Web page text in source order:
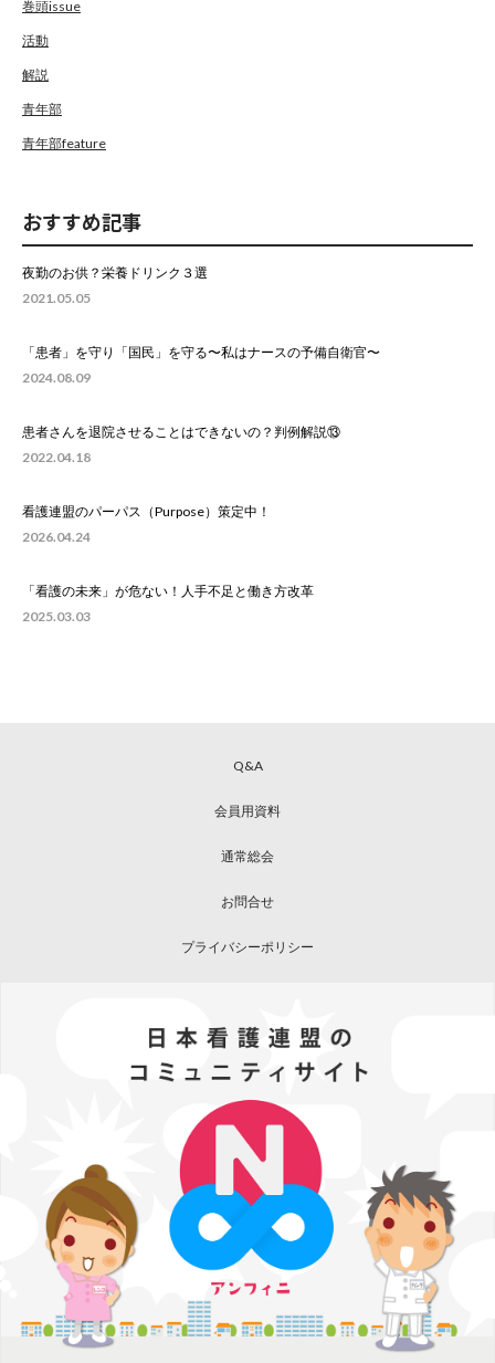
巻頭issue
活動
解説
青年部
青年部feature
おすすめ記事
夜勤のお供？栄養ドリンク３選
2021.05.05
「患者」を守り「国民」を守る〜私はナースの予備自衛官〜
2024.08.09
患者さんを退院させることはできないの？判例解説⑬
2022.04.18
看護連盟のパーパス（Purpose）策定中！
2026.04.24
「看護の未来」が危ない！人手不足と働き方改革
2025.03.03
Q&A
会員用資料
通常総会
お問合せ
プライバシーポリシー